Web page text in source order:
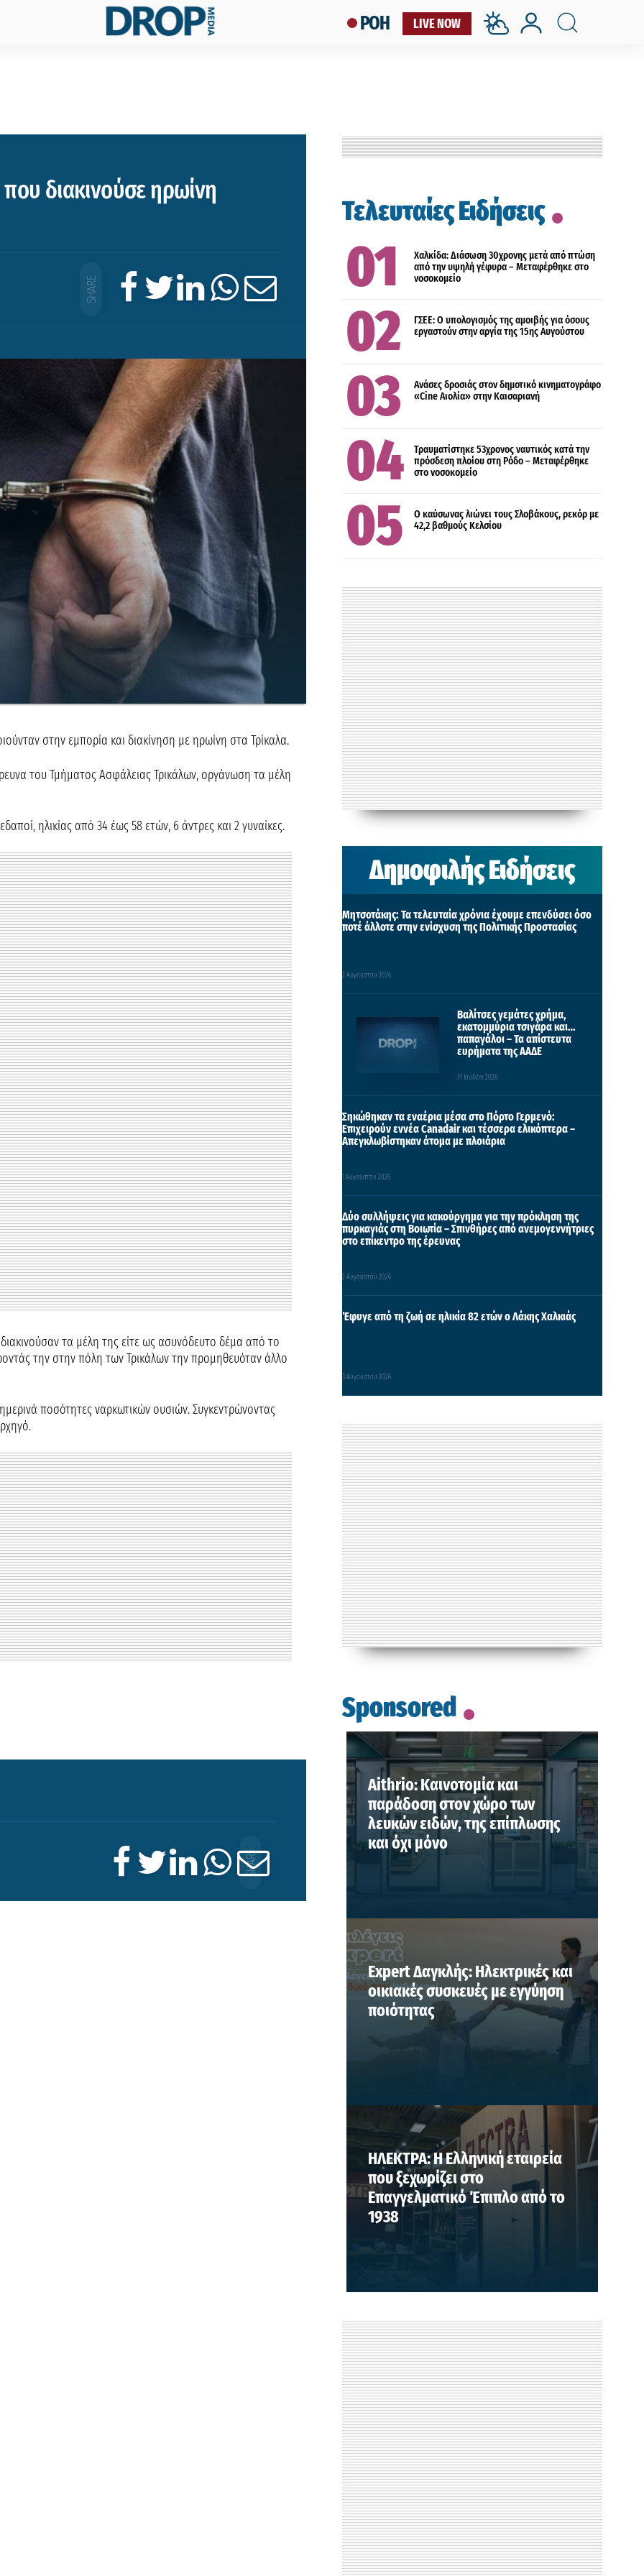
LIVE NOW
ΡΟΗ
διακινούσε ηρωίνη
στην εμπορία και διακίνηση με ηρωίνη στα Τρίκαλα.
του Τμήματος Ασφάλειας Τρικάλων, οργάνωση τα μέλη
ηλικίας από 34 έως 58 ετών, 6 άντρες και 2 γυναίκες.
τα μέλη της είτε ως ασυνόδευτο δέμα από το
την στην πόλη των Τρικάλων την προμηθευόταν άλλο
ποσότητες ναρκωτικών ουσιών. Συγκεντρώνοντας
Τελευταίες Ειδήσεις
Χαλκίδα: Διάσωση 30χρονης μετά από πτώση
από την υψηλή γέφυρα – Μεταφέρθηκε στο
νοσοκομείο
ΕΛΛΑΔΑ
ΓΣΕΕ: Ο υπολογισμός της αμοιβής για όσους
εργαστούν στην αργία της 15ης Αυγούστου
ΠΟΛΙΤΙΣΜΟΣ
Ανάσες δροσιάς στον δημοτικό κινηματογράφο
«Cine Αιολία» στην Καισαριανή
ΕΛΛΑΔΑ
ΚΟΙΝΩΝΙΑ
Τραυματίστηκε 53χρονος ναυτικός κατά την
πρόσδεση πλοίου στη Ρόδο – Μεταφέρθηκε
στο νοσοκομείο
ΔΙΕΘΝΗ
Ο καύσωνας λιώνει τους Σλοβάκους, ρεκόρ με
42,2 βαθμούς Κελσίου
Δημοφιλής Ειδήσεις
Μητσοτάκης: Τα τελευταία χρόνια έχουμε επενδύσει όσο
ποτέ άλλοτε στην ενίσχυση της Πολιτικής Προστασίας
2 Αυγούστου 2026
Βαλίτσες γεμάτες χρήμα,
εκατομμύρια τσιγάρα και…
παπαγάλοι – Τα απίστευτα
ευρήματα της ΑΑΔΕ
31 Ιουλίου 2026
Σηκώθηκαν τα εναέρια μέσα στο Πόρτο Γερμενό:
Επιχειρούν εννέα Canadair και τέσσερα ελικόπτερα –
Απεγκλωβίστηκαν άτομα με πλοιάρια
1 Αυγούστου 2026
Δύο συλλήψεις για κακούργημα για την πρόκληση της
πυρκαγιάς στη Βοιωτία – Σπινθήρες από ανεμογεννήτριες
στο επίκεντρο της έρευνας
2 Αυγούστου 2026
Έφυγε από τη ζωή σε ηλικία 82 ετών ο Λάκης Χαλκιάς
3 Αυγούστου 2026
Sponsored
Aithrio: Καινοτομία και
παράδοση στον χώρο των
λευκών ειδών, της επίπλωσης
και όχι μόνο
Expert Δαγκλής: Ηλεκτρικές και
οικιακές συσκευές με εγγύηση
ποιότητας
ΗΛΕΚΤΡΑ: Η Ελληνική εταιρεία
που ξεχωρίζει στο
Επαγγελματικό Έπιπλο από το
1938